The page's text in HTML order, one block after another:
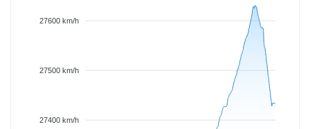
27600 km/h
27500 km/h
27400 km/h